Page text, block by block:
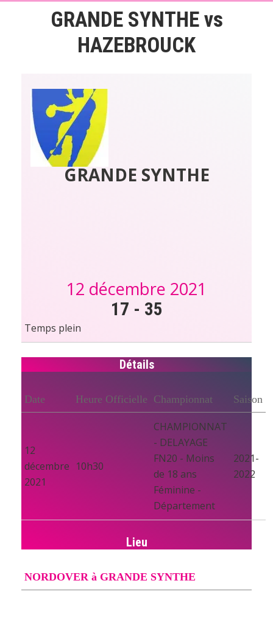
GRANDE SYNTHE vs
HAZEBROUCK
GRANDE SYNTHE
12 décembre 2021
17 - 35
Temps plein
Détails
Date Heure Officielle Championnat Saison
12
décembre
2021
10h30
CHAMPIONNAT
- DELAYAGE
FN20 - Moins
de 18 ans
Féminine -
Département
2021-
2022
Lieu
NORDOVER à GRANDE SYNTHE